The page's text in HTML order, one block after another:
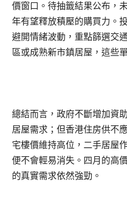
價窗口。待抽籤結果公布，
年有望釋放積壓的購買力。
避開情緒波動，重點篩選交
區或成熟新市鎮居屋，這些
總結而言，政府不斷增加資
居屋需求；但香港住房供不
宅樓價維持高位，二手居屋
便不會輕易消失。四月的高
的真實需求依然強勁。